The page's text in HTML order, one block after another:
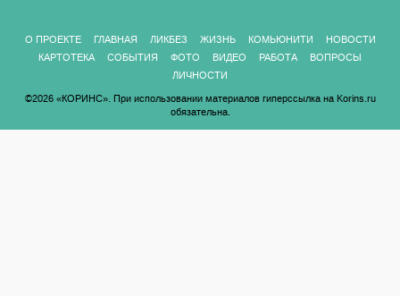
О ПРОЕКТЕ ГЛАВНАЯ ЛИКБЕЗ ЖИЗНЬ КОМЬЮНИТИ
НОВОСТИ
КАРТОТЕКА
СОБЫТИЯ ФОТО ВИДЕО РАБОТА
ВОПРОСЫ
ЛИЧНОСТИ
©2026 «КОРИНС». При использовании материалов гиперссылка на Korins.ru
обязательна.